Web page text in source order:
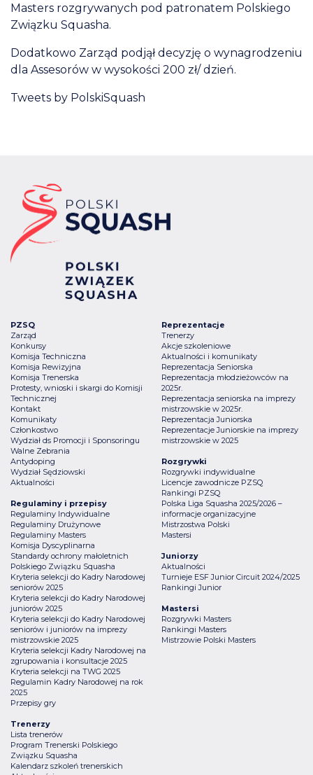
Masters rozgrywanych pod patronatem Polskiego
Związku Squasha.
Dodatkowo Zarząd podjął decyzję o wynagrodzeniu
dla Assesorów w wysokości 200 zł/ dzień.
Tweets by PolskiSquash
PZSQ
Zarząd
Konkursy
Komisja Techniczna
Komisja Rewizyjna
Komisja Trenerska
Protesty, wnioski i skargi do Komisji
Technicznej
Kontakt
Komunikaty
Członkostwo
Wydział ds Promocji i Sponsoringu
Walne Zebrania
Antydoping
Wydział Sędziowski
Aktualności
Reprezentacje
Trenerzy
Akcje szkoleniowe
Aktualności i komunikaty
Reprezentacja Seniorska
Reprezentacja młodzieżowców na
2025r.
Reprezentacja seniorska na imprezy
mistrzowskie w 2025r.
Reprezentacja Juniorska
Reprezentacje Juniorskie na imprezy
mistrzowskie w 2025
Rozgrywki
Rozgrywki indywidualne
Licencje zawodnicze PZSQ
Rankingi PZSQ
Polska Liga Squasha 2025/2026 –
informacje organizacyjne
Mistrzostwa Polski
Mastersi
Juniorzy
Aktualności
Turnieje ESF Junior Circuit 2024/2025
Rankingi Junior
Mastersi
Rozgrywki Masters
Rankingi Masters
Mistrzowie Polski Masters
Regulaminy i przepisy
Regulaminy Indywidualne
Regulaminy Drużynowe
Regulaminy Masters
Komisja Dyscyplinarna
Standardy ochrony małoletnich
Polskiego Związku Squasha
Kryteria selekcji do Kadry Narodowej
seniorów 2025
Kryteria selekcji do Kadry Narodowej
juniorów 2025
Kryteria selekcji do Kadry Narodowej
seniorów i juniorów na imprezy
mistrzowskie 2025
Kryteria selekcji Kadry Narodowej na
zgrupowania i konsultacje 2025
Kryteria selekcji na TWG 2025
Regulamin Kadry Narodowej na rok
2025
Przepisy gry
Trenerzy
Lista trenerów
Program Trenerski Polskiego
Związku Squasha
Kalendarz szkoleń trenerskich